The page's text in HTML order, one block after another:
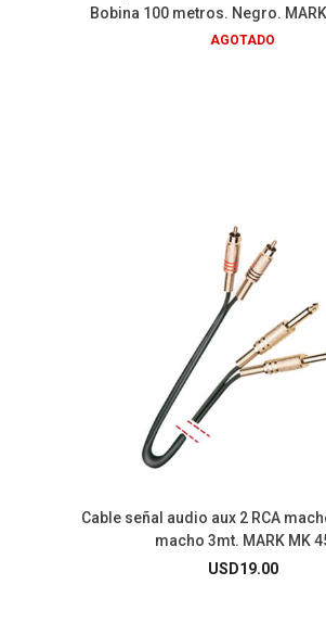
Bobina 100 metros. Negro.
AGOTADO
Cable señal audio aux 2 RCA
macho 3mt. MARK MK
USD19.00